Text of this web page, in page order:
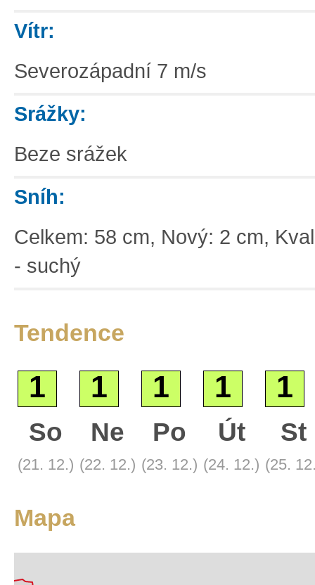
Vítr:
Severozápadní 7 m/s
Srážky:
Beze srážek
Sníh:
Celkem: 58 cm, Nový: 2 cm,
- suchý
Tendence
1 1 1 1 1
So
(21. 12.)
Ne
(22. 12.)
Po
(23. 12.)
Út
(24. 12.)
St
(25.
Mapa
Satelitní